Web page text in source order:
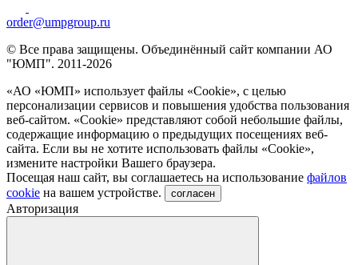
order@umpgroup.ru
© Все права защищены. Объединённый сайт компании АО
"ЮМП". 2011-2026
«АО «ЮМП» использует файлы «Сookie», с целью
персонализации сервисов и повышения удобства пользования
веб-сайтом. «Cookie» представляют собой небольшие файлы,
содержащие информацию о предыдущих посещениях веб-
сайта. Если вы не хотите использовать файлы «Сookie»,
измените настройки Вашего браузера.
Посещая наш сайт, вы соглашаетесь на использование файлов
cookie на вашем устройстве. согласен
Авторизация